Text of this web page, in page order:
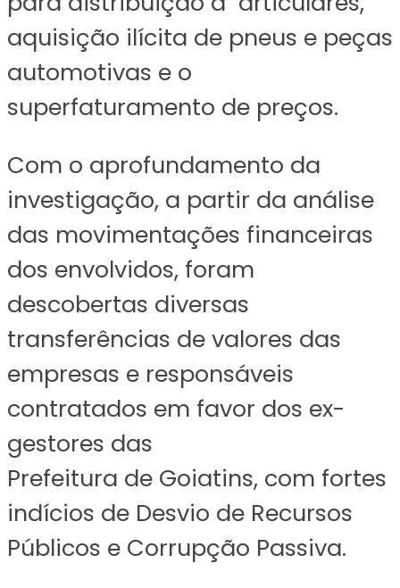
aquisição ilícita de pneus e peças
automotivas e o
superfaturamento de preços.
Com o aprofundamento da
investigação, a partir da análise
das movimentações financeiras
dos envolvidos, foram
descobertas diversas
transferências de valores das
empresas e responsáveis
contratados em favor dos ex-
gestores das
Prefeitura de Goiatins, com fortes
indícios de Desvio de Recursos
Públicos e Corrupção Passiva.